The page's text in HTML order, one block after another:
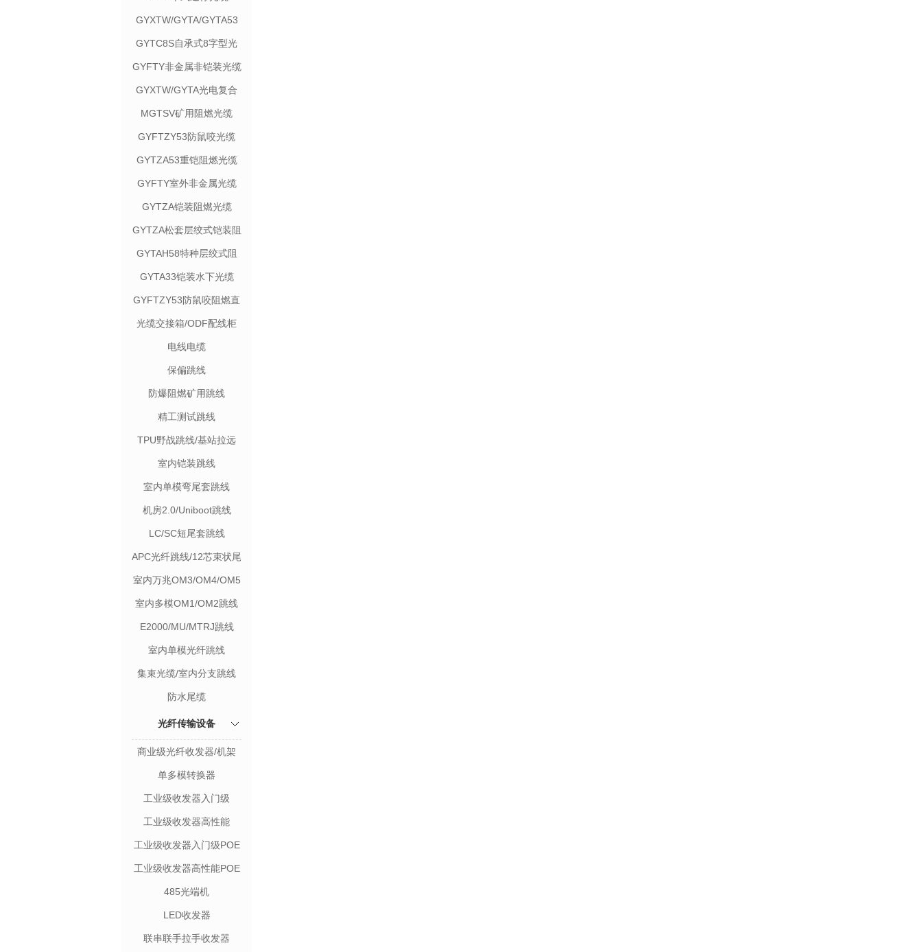
GYXTW/GYTA/GYTA53
光缆
GYTC8S自承式8字型光
GYFTY非金属非铠装光缆
GYXTW/GYTA光电复合
光缆
MGTSV矿用阻燃光缆
GYFTZY53防鼠咬光缆
GYTZA53重铠阻燃光缆
GYFTY室外非金属光缆
GYTZA铠装阻燃光缆
GYTZA松套层绞式铠装阻
燃光缆
GYTAH58特种层绞式阻
燃电力光缆
GYTA33铠装⽔下光缆
GYFTZY53防鼠咬阻燃直
埋电力光缆
光缆交接箱/ODF配线柜
电线电缆
保偏跳线
防爆阻燃矿用跳线
精工测试跳线
TPU野战跳线/基站拉远
室内铠装跳线
室内单模弯尾套跳线
机房2.0/Uniboot跳线
LC/SC短尾套跳线
APC光纤跳线/12芯束状尾
室内万兆OM3/OM4/OM5
室内多模OM1/OM2跳线
E2000/MU/MTRJ跳线
室内单模光纤跳线
集束光缆/室内分支跳线
防水尾缆
光纤传输设备
商业级光纤收发器/机架
单多模转换器
工业级收发器入门级
工业级收发器高性能
工业级收发器入门级POE
工业级收发器高性能POE
485光端机
LED收发器
联串联手拉手收发器